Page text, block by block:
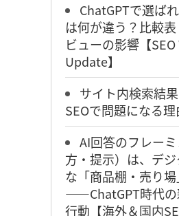
ChatGPTで選ば
は何が違う？比較
ビューの影響【
Update】
サイト内検索結
SEOで問題になる
AI回答のフレー
方・提示）は、デ
な「商品棚・売り場
――ChatGPT時代の
行動【海外＆国内